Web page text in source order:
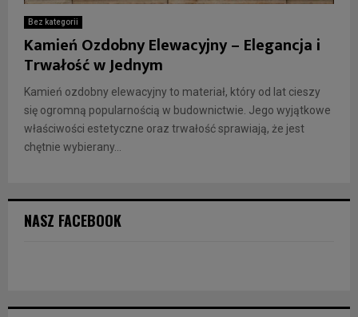
Bez kategorii
Kamień Ozdobny Elewacyjny – Elegancja i
Trwałość w Jednym
Kamień ozdobny elewacyjny to materiał, który od lat cieszy
się ogromną popularnością w budownictwie. Jego wyjątkowe
właściwości estetyczne oraz trwałość sprawiają, że jest
chętnie wybierany...
NASZ FACEBOOK